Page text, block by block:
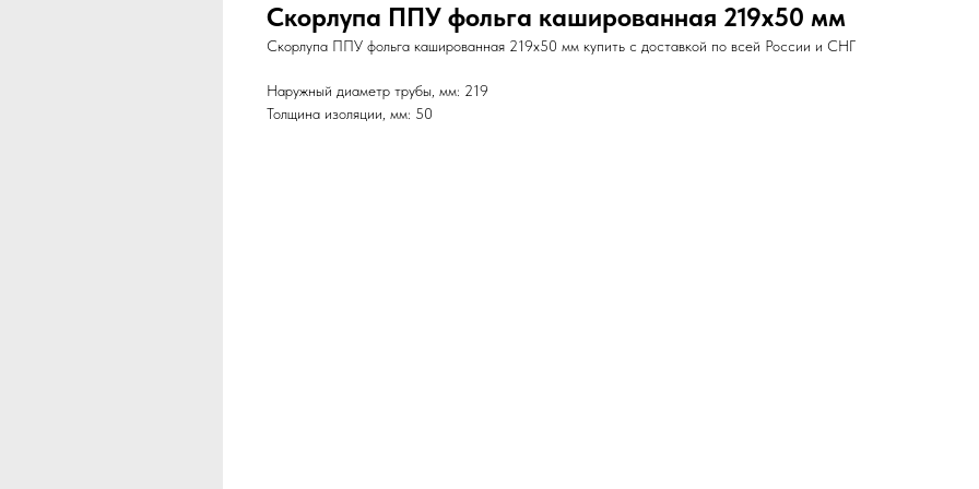
Скорлупа ППУ фольга кашированная 219х50 мм
Скорлупа ППУ фольга кашированная 219х50 мм купить с доставкой по всей России и СНГ
Наружный диаметр трубы, мм: 219
Толщина изоляции, мм: 50